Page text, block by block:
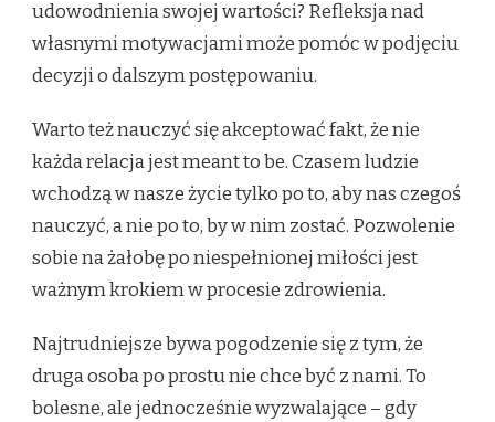
udowodnienia swojej wartości? Refleksja nad
własnymi motywacjami może pomóc w podjęciu
decyzji o dalszym postępowaniu.
Warto też nauczyć się akceptować fakt, że nie
każda relacja jest meant to be. Czasem ludzie
wchodzą w nasze życie tylko po to, aby nas czegoś
nauczyć, a nie po to, by w nim zostać. Pozwolenie
sobie na żałobę po niespełnionej miłości jest
ważnym krokiem w procesie zdrowienia.
Najtrudniejsze bywa pogodzenie się z tym, że
druga osoba po prostu nie chce być z nami. To
bolesne, ale jednocześnie wyzwalające – gdy